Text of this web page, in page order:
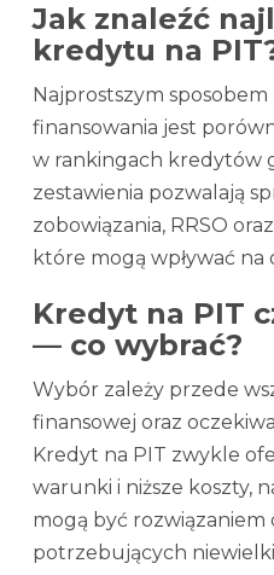
Jak znaleźć
kredytu na
Najprostszym
finansowania jest
w rankingach kredytów
zestawienia pozwalają
zobowiązania, RRSO
które mogą wpływać na
Kredyt na PIT
— co wybrać?
Wybór zależy przede
finansowej oraz
Kredyt na PIT zwykle
warunki i niższe koszty,
mogą być rozwiązaniem
potrzebujących